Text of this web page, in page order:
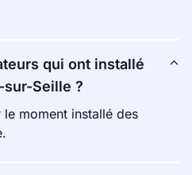
qui ont installé
sur-Seille ?
le moment installé des